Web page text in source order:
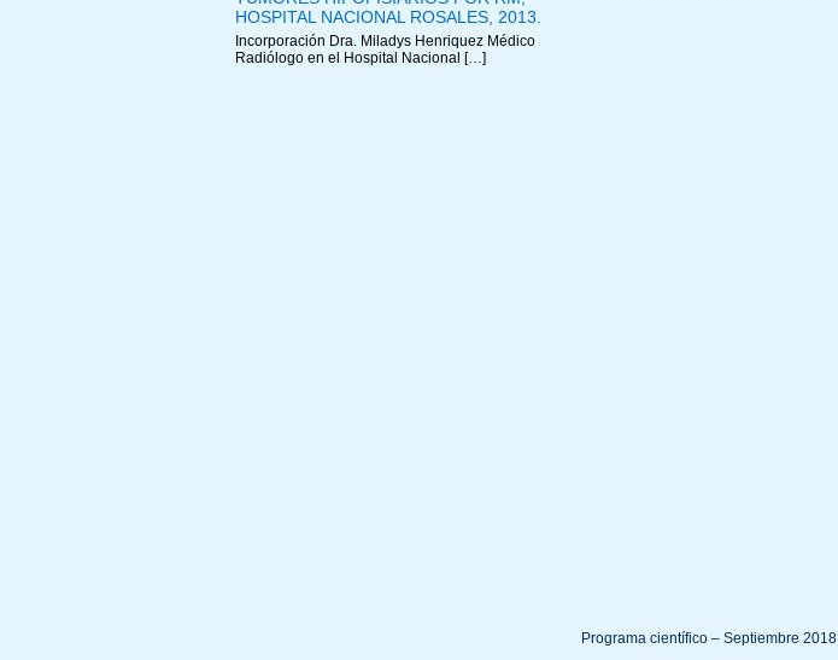
HOSPITAL NACIONAL ROSALES, 2013.
Incorporación Dra. Miladys Henriquez Médico
Radiólogo en el Hospital Nacional […]
Programa científico – Septiembre 2018